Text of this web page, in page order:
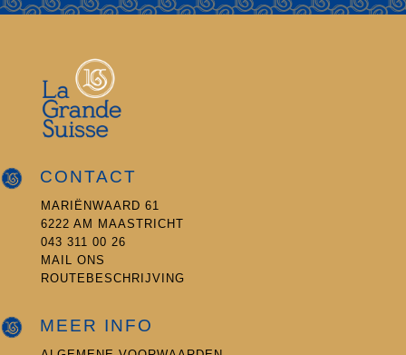
CONTACT
MARIËNWAARD 61
6222 AM MAASTRICHT
043 311 00 26
MAIL ONS
ROUTEBESCHRIJVING
MEER INFO